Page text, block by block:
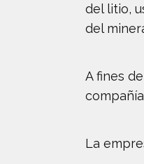
del litio,
del
A fines
La